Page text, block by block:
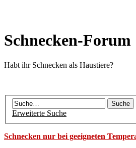
Schnecken-Forum
Habt ihr Schnecken als Haustiere?
Erweiterte Suche
Schnecken nur bei geeigneten